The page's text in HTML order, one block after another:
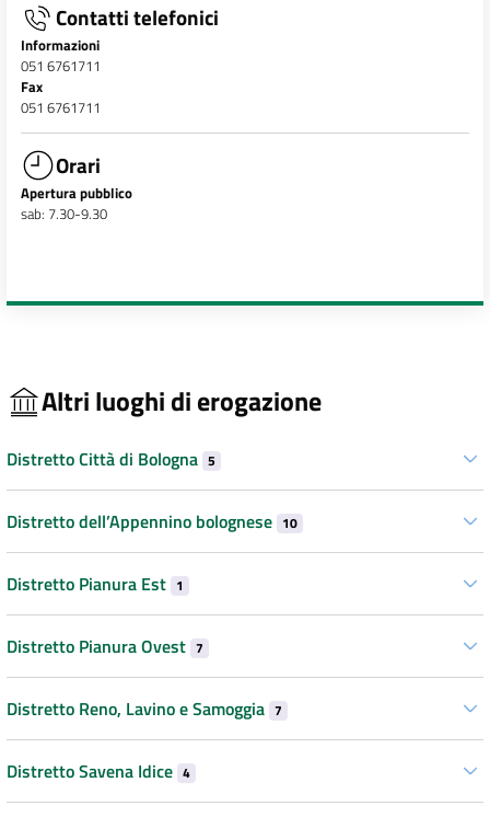
Contatti telefonici
Informazioni
051 6761711
Fax
051 6761711
Orari
Apertura pubblico
sab: 7.30-9.30
Altri luoghi di erogazione
Distretto Città di Bologna 5
Distretto dell’Appennino bolognese 10
Distretto Pianura Est 1
Distretto Pianura Ovest 7
Distretto Reno, Lavino e Samoggia 7
Distretto Savena Idice 4